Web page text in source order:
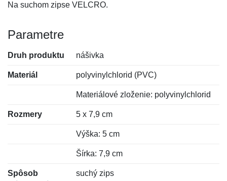
Na suchom zipse VELCRO.
Parametre
Druh produktu nášivka
Materiál polyvinylchlorid (PVC)
Materiálové zloženie: polyvinylchlorid
Rozmery 5 x 7,9 cm
Výška: 5 cm
Šírka: 7,9 cm
Spôsob
suchý zips